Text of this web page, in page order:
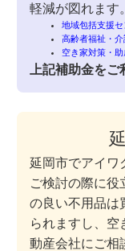
軽減が図れます。
地域包括支援セ
高齢者福祉・介
空き家対策・助
上記補助金を
延岡市でアイワ
ご検討の際に役
の良い不用品は
られますし、空
動産会社にご相